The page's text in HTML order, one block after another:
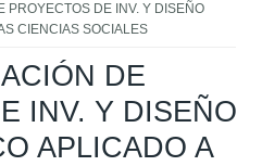
PROYECTOS DE INV. Y DISEÑO
CIENCIAS SOCIALES
DE
INV. Y DISEÑO
APLICADO A